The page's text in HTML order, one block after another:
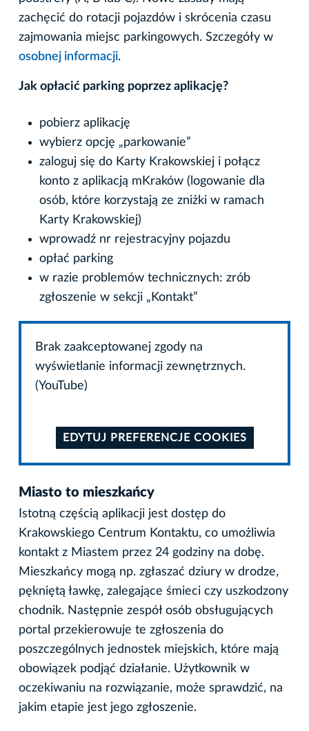
zachęcić do rotacji pojazdów i skrócenia czasu
zajmowania miejsc parkingowych. Szczegóły w
osobnej informacji.
Jak opłacić parking poprzez aplikację?
pobierz aplikację
wybierz opcję „parkowanie”
zaloguj się do Karty Krakowskiej i połącz
konto z aplikacją mKraków (logowanie dla
osób, które korzystają ze zniżki w ramach
Karty Krakowskiej)
wprowadź nr rejestracyjny pojazdu
opłać parking
w razie problemów technicznych: zrób
zgłoszenie w sekcji „Kontakt”
Brak zaakceptowanej zgody na
wyświetlanie informacji zewnętrznych.
(YouTube)
EDYTUJ PREFERENCJE COOKIES
Miasto to mieszkańcy
Istotną częścią aplikacji jest dostęp do
Krakowskiego Centrum Kontaktu, co umożliwia
kontakt z Miastem przez 24 godziny na dobę.
Mieszkańcy mogą np. zgłaszać dziury w drodze,
pękniętą ławkę, zalegające śmieci czy uszkodzony
chodnik. Następnie zespół osób obsługujących
portal przekierowuje te zgłoszenia do
poszczególnych jednostek miejskich, które mają
obowiązek podjąć działanie. Użytkownik w
oczekiwaniu na rozwiązanie, może sprawdzić, na
jakim etapie jest jego zgłoszenie.